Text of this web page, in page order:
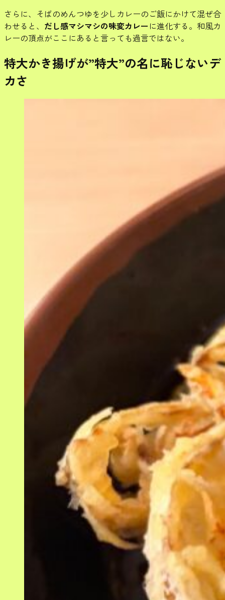
さらに、そばのめんつゆを少しカレーのご飯にかけて混ぜ合
わせると、 だし感マシマシの味変カレー に進化する。和風カ
レーの頂点がここにあると言っても過言ではない。
特大かき揚げが”特大”の名に恥じないデ
カさ